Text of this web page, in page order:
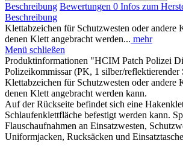
Beschreibung Bewertungen 0 Infos zum
Beschreibung
Klettabzeichen für Schutzwesten oder andere
denen Klett angebracht werden... mehr
Menü schließen
Produktinformationen "HCIM Patch Polizei
Polizeikommissar (PK, 1 silber/reflektierender
Klettabzeichen für Schutzwesten oder andere
denen Klett angebracht werden kann.
Auf der Rückseite befindet sich eine
Schlaufenklettfläche befestigt werden kann.
Flauschaufnahmen an Einsatzwesten,
Uniformjacken, Rucksäcken und